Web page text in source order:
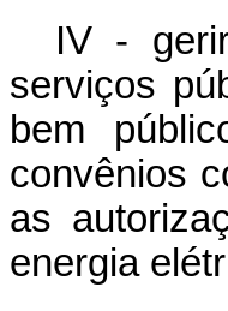
IV -
serviços
bem
convênios
as
energia